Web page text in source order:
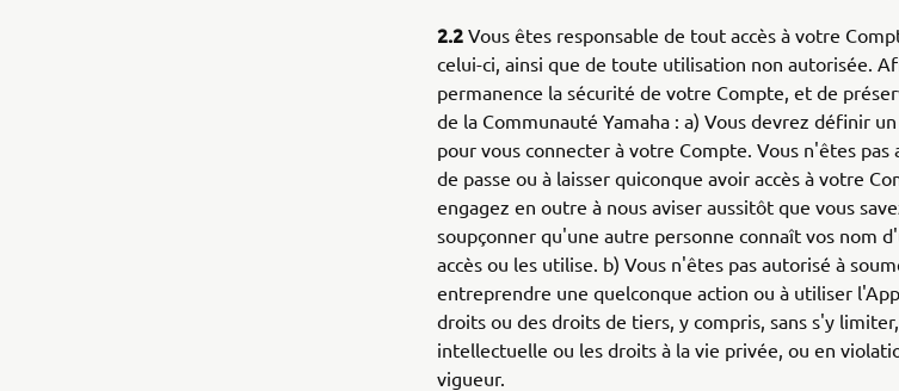
2.2 Vous êtes responsable de tout accès à votre
celui-ci, ainsi que de toute utilisation non autorisée.
permanence la sécurité de votre Compte, et de
de la Communauté Yamaha : a) Vous devrez définir
pour vous connecter à votre Compte. Vous n'êtes
de passe ou à laisser quiconque avoir accès à votre
engagez en outre à nous aviser aussitôt que vous
soupçonner qu'une autre personne connaît vos nom
accès ou les utilise. b) Vous n'êtes pas autorisé à
entreprendre une quelconque action ou à utiliser
droits ou des droits de tiers, y compris, sans s'y
intellectuelle ou les droits à la vie privée, ou en
vigueur.